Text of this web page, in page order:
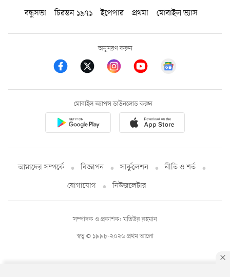
বন্ধুসভা
চিরন্তন ১৯৭১ ইপেপার প্রথমা মোবাইল ভ্যাস
অনুসরণ করুন
মোবাইল অ্যাপস ডাউনলোড করুন
আমাদের সম্পর্কে বিজ্ঞাপন সার্কুলেশন
নীতি ও শর্ত
যোগাযোগ
নিউজলেটার
স্বত্ব © ১৯৯৮-২০২৬ প্রথম আলো
সম্পাদক ও প্রকাশক: মতিউর রহমান